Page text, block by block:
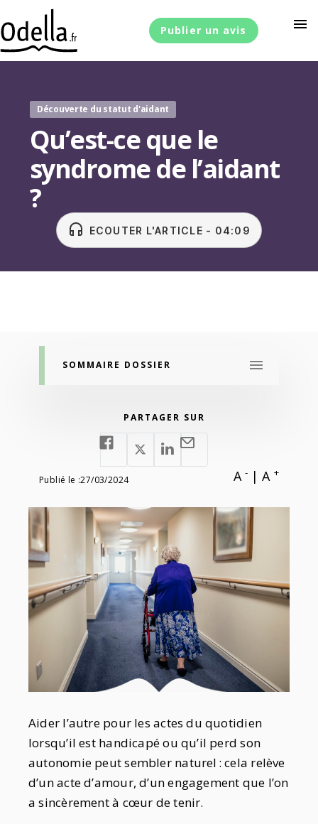
Publier un avis menu
Découverte du statut d'aidant
Qu’est-ce que le
syndrome de l’aidant
?
headset ECOUTER L'ARTICLE - 04:09
SOMMAIRE DOSSIER
PARTAGER SUR
Publié le :27/03/2024 A - | A +
Aider l’autre pour les actes du quotidien
lorsqu’il est handicapé ou qu’il perd son
autonomie peut sembler naturel : cela relève
d’un acte d’amour, d’un engagement que l’on
a sincèrement à cœur de tenir.